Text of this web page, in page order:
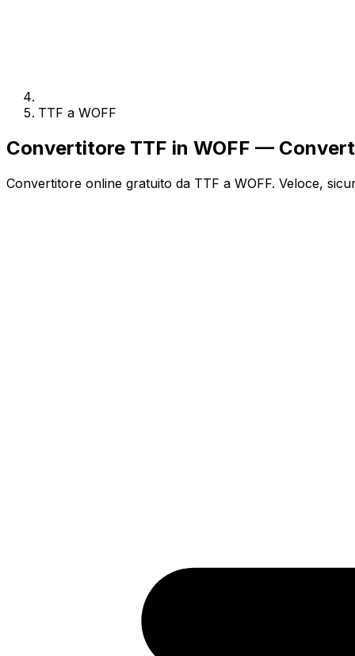
TTF a WOFF
Convertitore TTF in WOFF —
Convertitore online gratuito da TTF a WOFF. Veloce,